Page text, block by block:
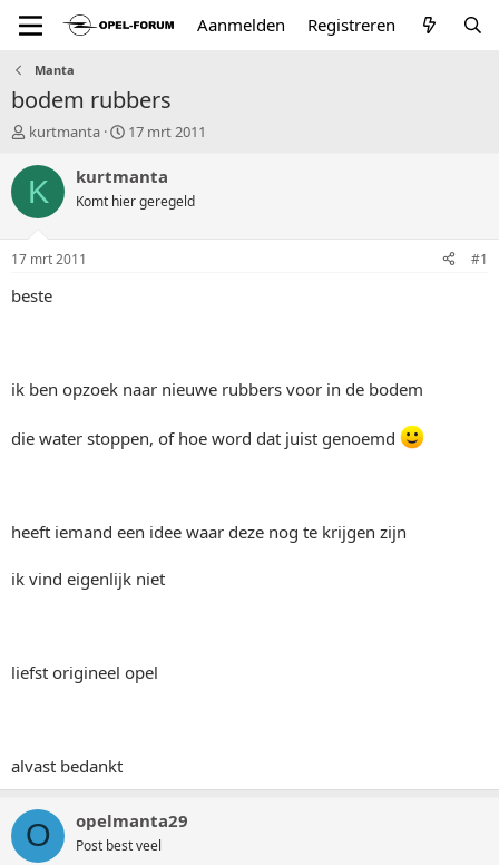
Aanmelden Registreren
Manta
bodem rubbers
T
p
a
r
kurtmanta
S
a
t
17 mrt 2011
K kurtmanta
Komt hier geregeld
17 mrt 2011 #1
beste
ik ben opzoek naar nieuwe rubbers voor in de bodem
die water stoppen, of hoe word dat juist genoemd
heeft iemand een idee waar deze nog te krijgen zijn
ik vind eigenlijk niet
liefst origineel opel
alvast bedankt
O opelmanta29
Post best veel